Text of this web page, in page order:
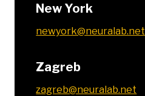
New York
newyork@neuralab.net
Zagreb
zagreb@neuralab.net